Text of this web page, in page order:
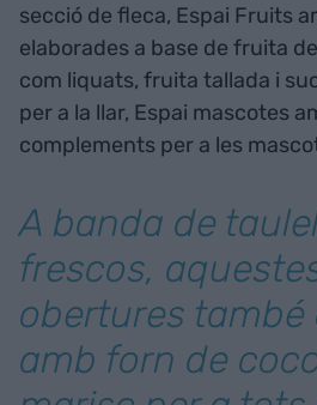
secció de fleca, Espai Fruits
elaborades a base de fruita
com liquats, fruita tallada i
per a la llar, Espai mascotes
complements per a les
A banda de
frescos,
obertures
amb forn de